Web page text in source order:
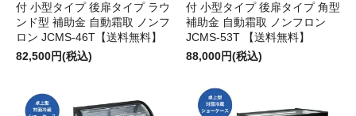
付 小型タイプ 後扉タイプ ラウ
ンド型 補助金 自動霜取 ノンフ
ロン JCMS-46T【送料無料】
82,500円(税込)
付 小型タイプ 後扉タイプ 角型
補助金 自動霜取 ノンフロン
JCMS-53T 【送料無料】
88,000円(税込)